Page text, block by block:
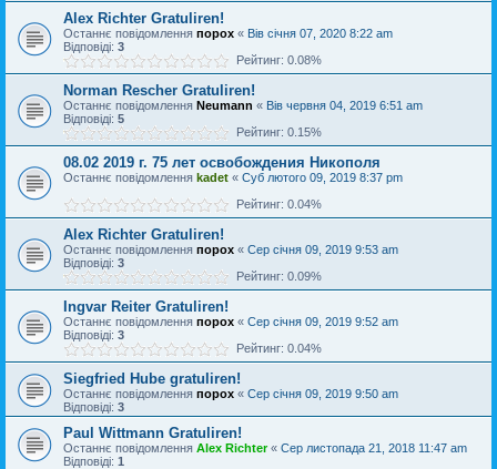
Alex Richter Gratuliren!
Останнє повідомлення порох « Вів січня 07, 2020 8:22 am
Відповіді: 3
Рейтинг: 0.08%
Norman Rescher Gratuliren!
Останнє повідомлення Neumann « Вів червня 04, 2019 6:51 am
Відповіді: 5
Рейтинг: 0.15%
08.02 2019 г. 75 лет освобождения Никополя
Останнє повідомлення kadet « Суб лютого 09, 2019 8:37 pm
Рейтинг: 0.04%
Alex Richter Gratuliren!
Останнє повідомлення порох « Сер січня 09, 2019 9:53 am
Відповіді: 3
Рейтинг: 0.09%
Ingvar Reiter Gratuliren!
Останнє повідомлення порох « Сер січня 09, 2019 9:52 am
Відповіді: 3
Рейтинг: 0.04%
Siegfried Hube gratuliren!
Останнє повідомлення порох « Сер січня 09, 2019 9:50 am
Відповіді: 3
Paul Wittmann Gratuliren!
Останнє повідомлення Alex Richter« Сер листопада 21, 2018 11:47 am
Відповіді: 1